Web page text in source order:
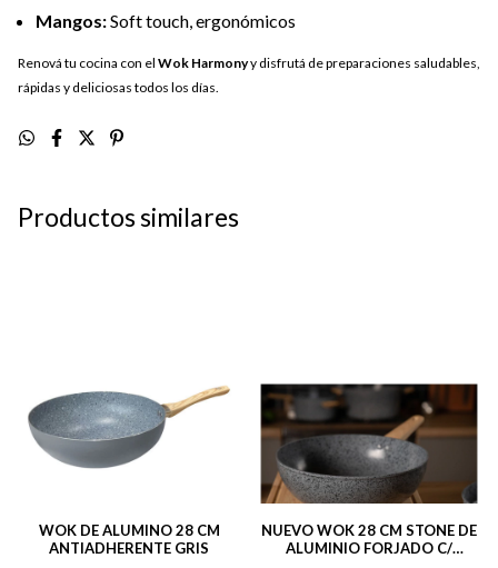
Mangos:Soft touch, ergonómicos
Renová tu cocina con el Wok Harmonyy disfrutá de preparaciones saludables,
rápidas y deliciosas todos los días.
Productos similares
WOK DE ALUMINO 28 CM
ANTIADHERENTE GRIS
NUEVO WOK 28 CM STONE DE
ALUMINIO FORJADO C/